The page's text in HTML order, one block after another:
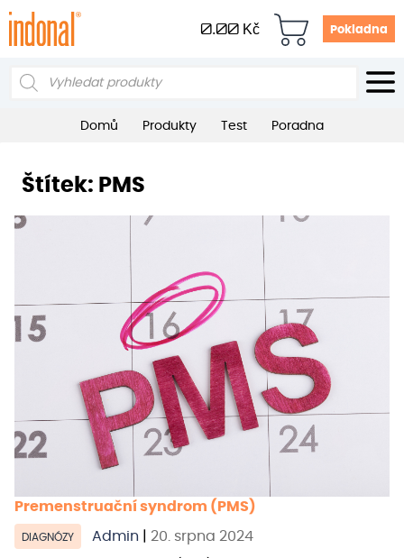
0.00 Kč Pokladna
Products
Domů Produkty Test Poradna
Štítek: PMS
Premenstruační syndrom (PMS)
DIAGNÓZY Admin 20. srpna 2024